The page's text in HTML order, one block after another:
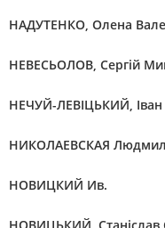
НАДУТЕНКО, Олена
НЕВЕСЬОЛОВ, Сергій
НЕЧУЙ-ЛЕВІЦЬКИЙ, Іван
НИКОЛАЕВСКАЯ
НОВИЦКИЙ Ив.